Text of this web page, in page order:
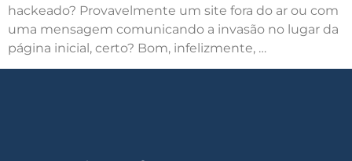
hackeado? Provavelmente um site fora do ar ou com
uma mensagem comunicando a invasão no lugar da
página inicial, certo? Bom, infelizmente, …